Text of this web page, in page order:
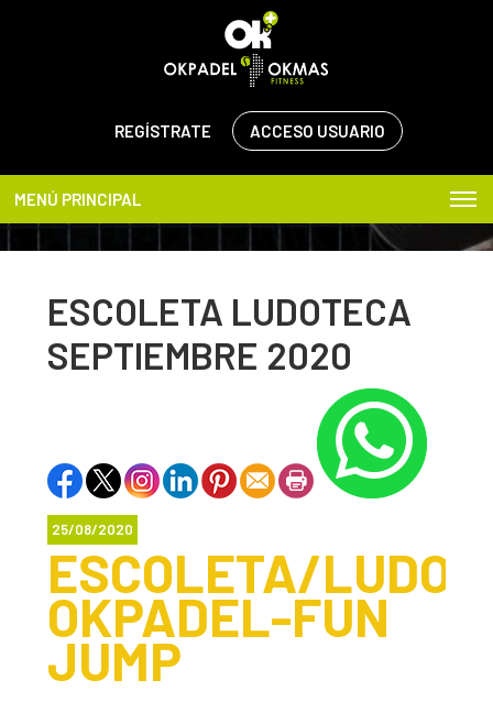
REGÍSTRATE ACCESO USUARIO
MENÚ PRINCIPAL
ESCOLETA LUDOTECA
SEPTIEMBRE 2020
25/08/2020
ESCOLETA/
OKPADEL-FUN
JUMP